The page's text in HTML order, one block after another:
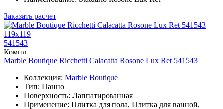
Заказать расчет
119x119
541543
Компл.
Marble Boutique Ricchetti Calacatta Rosone Lux Ret 541543
Коллекция: Marble Boutique
Тип: Панно
Поверхность: Лаппатированная
Применение: Плитка для пола, Плитка для ванной,